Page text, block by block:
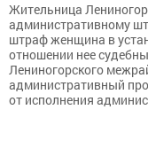
Жительница
административному
штраф женщина в
отношении нее
Лениногорского
административный
от исполнения